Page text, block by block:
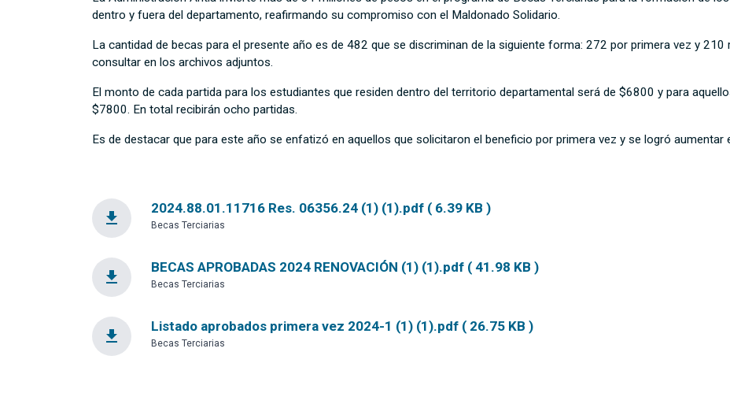
dentro y fuera del departamento, reafirmando su compromiso con el Maldonado Solidario.
La cantidad de becas para el presente año es de 482 que se discriminan de la siguiente forma: 272 por primera vez y
consultar en los archivos adjuntos.
El monto de cada partida para los estudiantes que residen dentro del territorio departamental será de $6800 y para
$7800. En total recibirán ocho partidas.
Es de destacar que para este año se enfatizó en aquellos que solicitaron el beneficio por primera vez y se logró aumentar
file_download
2024.88.01.11716 Res. 06356.24 (1) (1).pdf ( 6.39 KB )
Becas Terciarias
file_download
BECAS APROBADAS 2024 RENOVACIÓN (1) (1).pdf ( 41.98 KB )
Becas Terciarias
file_download
Listado aprobados primera vez 2024-1 (1) (1).pdf ( 26.75 KB )
Becas Terciarias